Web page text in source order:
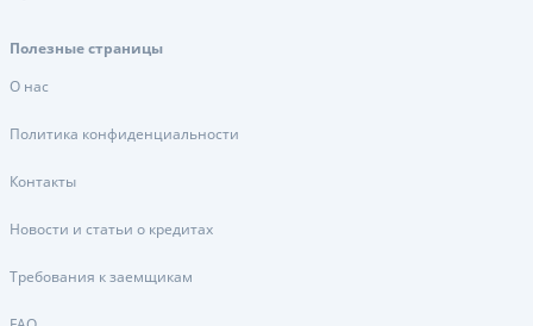
Полезные страницы
О нас
Политика конфиденциальности
Контакты
Новости и статьи о кредитах
Требования к заемщикам